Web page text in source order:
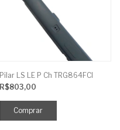
Pilar LS LE P Ch TRG864FCI
R$803,00